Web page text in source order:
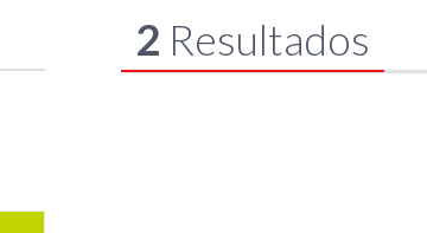
2 Resultados